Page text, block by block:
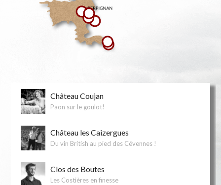
Château Coujan
Paon sur le goulot!
Château les Caizergues
Du vin British au pied des Cévennes !
Clos des Boutes
Les Costières en finesse